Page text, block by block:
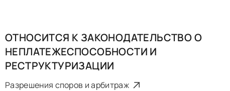
ОТНОСИТСЯ К ЗАКОНОДАТЕЛЬСТВО О
НЕПЛАТЕЖЕСПОСОБНОСТИ И
РЕСТРУКТУРИЗАЦИИ
Разрешения споров и арбитраж